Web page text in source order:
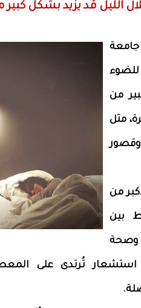
قد يزيد بشكل كبير
من
مثل
وقصور
من
بين
وصحة